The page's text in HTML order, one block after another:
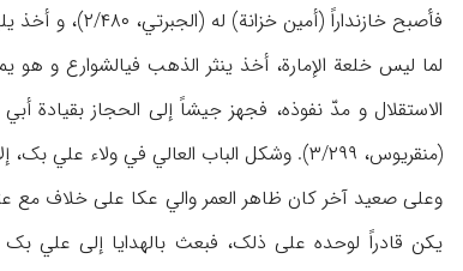
لما لیس خلعة الإمارة، أخذ ینثر الذهب فيالشوارع
الاستقلال و مدّ نفوذه، فجهز جیشاً إلی الحجاز بقیادة
(منقریوس، ۳/۲۹۹). وشکل الباب العالي في ولاء علي بک، إلا أنه سکت عنه مؤقتاً لانهماکه فيالحرب مع روسیا (ن.ص).
وعلی صعید آخر کان ظاهر العمر والي عکا علی خلاف مع
یکن قادراً لوحده علی ذلک، فبعث بالهدایا إلی علي